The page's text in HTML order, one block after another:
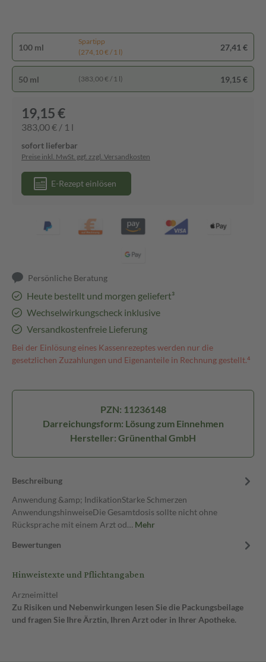
100 ml
Spartipp
(274,10 € / 1 l)
27,41 €
50 ml (383,00 € / 1 l) 19,15 €
19,15 €
383,00 € / 1 l
sofort lieferbar
Preise inkl. MwSt. ggf. zzgl. Versandkosten
E-Rezept einlösen
Persönliche Beratung
Heute bestellt und morgen geliefert³
Wechselwirkungscheck inklusive
Versandkostenfreie Lieferung
Bei der Einlösung eines Kassenrezeptes werden nur die
gesetzlichen Zuzahlungen und Eigenanteile in Rechnung gestellt.⁴
PZN: 11236148
Darreichungsform: Lösung zum Einnehmen
Hersteller: Grünenthal GmbH
Beschreibung
Anwendung &amp; IndikationStarke Schmerzen
AnwendungshinweiseDie Gesamtdosis sollte nicht ohne
Rücksprache mit einem Arzt od… Mehr
Bewertungen
Hinweistexte und Pflichtangaben
Arzneimittel
Zu Risiken und Nebenwirkungen lesen Sie die Packungsbeilage
und fragen Sie Ihre Ärztin, Ihren Arzt oder in Ihrer Apotheke.